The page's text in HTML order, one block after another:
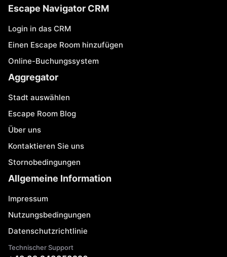
Escape Navigator CRM
Login in das CRM
Einen Escape Room hinzufügen
Online-Buchungssystem
Aggregator
Stadt auswählen
Escape Room Blog
Über uns
Kontaktieren Sie uns
Stornobedingungen
Allgemeine Information
Impressum
Nutzungsbedingungen
Datenschutzrichtlinie
Technischer Support